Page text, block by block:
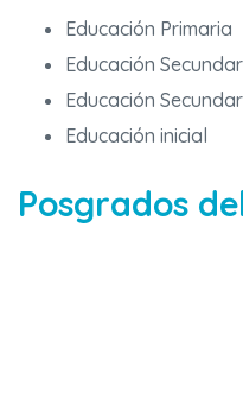
Educación Primaria
Educación
Educación
Educación inicial
Posgrados